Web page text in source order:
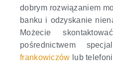
dobrym rozwiązaniem
banku i odzyskanie
Możecie
pośrednictwem
frankowiczów lub